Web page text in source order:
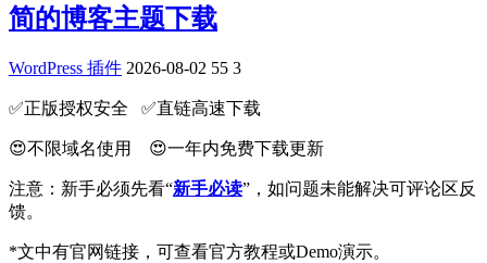
简的博客主题下载
WordPress 插件 2026-08-02 55 3
✅️正版授权安全 ✅️直链高速下载
😍不限域名使用 😍一年内免费下载更新
注意：新手必须先看“新手必读”，如问题未能解决可评论区反
馈。
*文中有官网链接，可查看官方教程或Demo演示。